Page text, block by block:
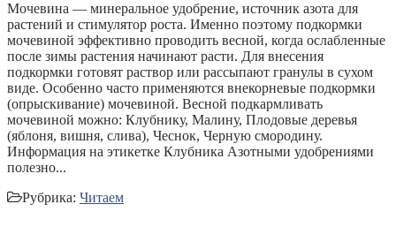
Мочевина — минеральное удобрение, источник азота для
растений и стимулятор роста. Именно поэтому подкормки
мочевиной эффективно проводить весной, когда ослабленные
после зимы растения начинают расти. Для внесения
подкормки готовят раствор или рассыпают гранулы в сухом
виде. Особенно часто применяются внекорневые подкормки
(опрыскивание) мочевиной. Весной подкармливать
мочевиной можно: Клубнику, Малину, Плодовые деревья
(яблоня, вишня, слива), Чеснок, Черную смородину.
Информация на этикетке Клубника Азотными удобрениями
полезно...
Рубрика: Читаем